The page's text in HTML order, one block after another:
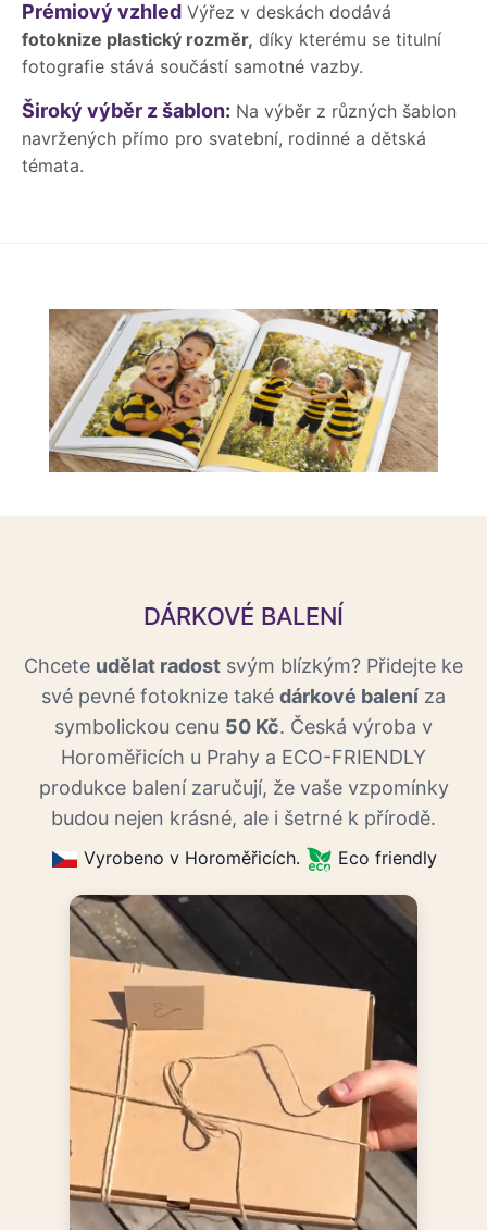
Prémiový vzhled Výřez v deskách dodává
fotoknize plastický rozměr, díky kterému se titulní
fotografie stává součástí samotné vazby.
Široký výběr z šablon: Na výběr z různých šablon
navržených přímo pro svatební, rodinné a dětská
témata.
DÁRKOVÉ BALENÍ
Chcete udělat radost svým blízkým? Přidejte ke
své pevné fotoknize také dárkové balení za
symbolickou cenu 50 Kč. Česká výroba v
Horoměřicích u Prahy a ECO-FRIENDLY
produkce balení zaručují, že vaše vzpomínky
budou nejen krásné, ale i šetrné k přírodě.
Vyrobeno v Horoměřicích. Eco friendly